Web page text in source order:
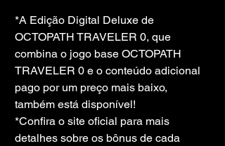
*A Edição Digital Deluxe de
OCTOPATH TRAVELER 0, que
combina o jogo base OCTOPATH
TRAVELER 0 e o conteúdo adicional
pago por um preço mais baixo,
também está disponível!
*Confira o site oficial para mais
detalhes sobre os bônus de cada